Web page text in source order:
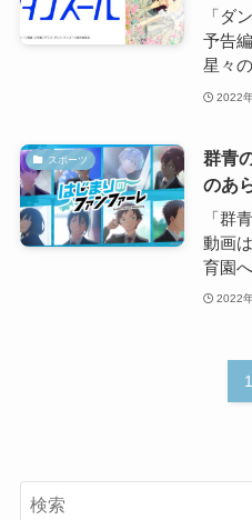
「ダ
予告
星々
2022
スポーツ
群青
のあ
「群
動画
育園
2022
1